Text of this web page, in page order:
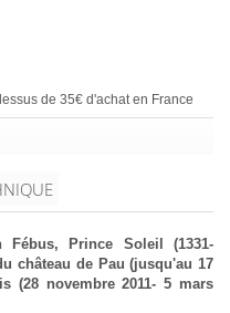
de 35€ d'achat en France
Fébus, Prince Soleil (1331-
château de Pau (jusqu'au 17
(28 novembre 2011- 5 mars